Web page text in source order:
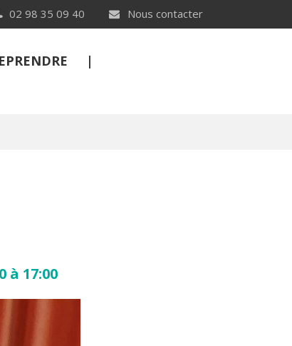
02 98 35 09 40 Nous contacter
à 17:00